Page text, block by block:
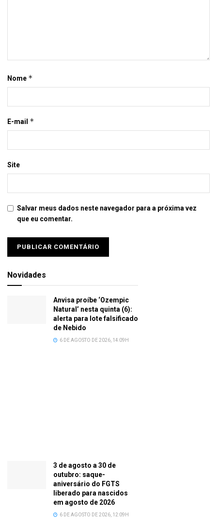
Nome *
E-mail *
Site
Salvar meus dados neste navegador para a próxima vez
que eu comentar.
Novidades
Anvisa proíbe ‘Ozempic
Natural’ nesta quinta (6):
alerta para lote falsificado
de Nebido
6 DE AGOSTO DE 2026, 14:09H
3 de agosto a 30 de
outubro: saque-
aniversário do FGTS
liberado para nascidos
em agosto de 2026
6 DE AGOSTO DE 2026, 12:09H